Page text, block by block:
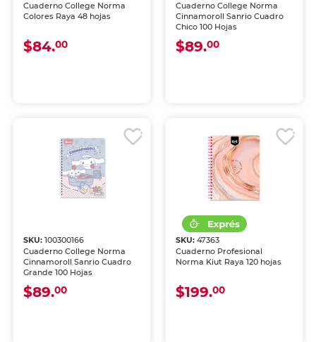
Cuaderno College Norma
Colores Raya 48 hojas
$84.00
Cuaderno College Norma
Cinnamoroll Sanrio Cuadro
Chico 100 Hojas
$89.00
SKU:100300166
Cuaderno College Norma
Cinnamoroll Sanrio Cuadro
Grande 100 Hojas
$89.00
SKU: 47363
Cuaderno Profesional
Norma Kiut Raya 120 hojas
$199.00